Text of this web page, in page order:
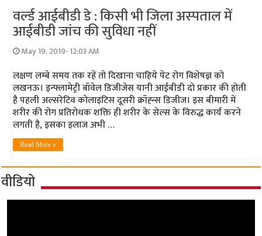
वर्ल्‍ड आईबीडी डे : किसी भी जिला अस्‍पताल में
आईबीडी जांच की सुवि‍धा नहीं
May 19, 2019- 12:03 AM
लक्षण लम्‍बे समय तक रहें तो दिखाना चाहिये पेट रोग विशेषज्ञ को
लखनऊ। इन्‍फ्लामेट्री बॉवेल डिजीजेस यानी आईबीडी दो प्रकार की होती
है पहली अल्‍सरेटिव कोलाइटिस दूसरी क्रॉह्न्‍स डिजीज। इस बीमारी में
शरीर की रोग प्रतिरोधक शक्ति ही शरीर के सेल्‍स के विरुद्ध कार्य करने
लगती है, इसका इलाज अभी …
Read More »
वीडियो